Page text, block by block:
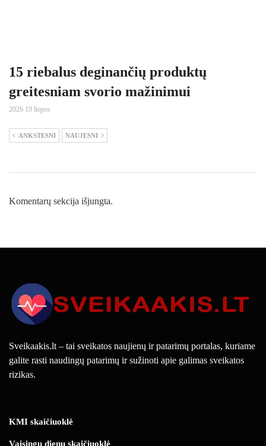
15 riebalus deginančių produktų
greitesniam svorio mažinimui
2026 19 liepos
ANKSTESNI NAUJESNI
Komentarų sekcija išjungta.
Sveikaakis.lt – tai sveikatos naujienų ir patarimų portalas, kuriame
galite rasti naudingų patarimų ir sužinoti apie galimas sveikatos
rizikas.
KMI skaičiuoklė
Vaisingų dienų skaičiuoklė